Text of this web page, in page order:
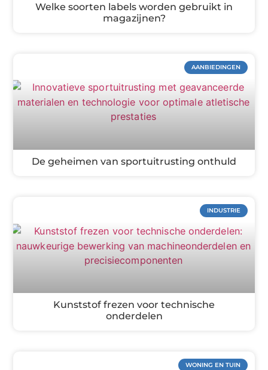
Welke soorten labels worden gebruikt in
magazijnen?
AANBIEDINGEN
De geheimen van sportuitrusting onthuld
INDUSTRIE
Kunststof frezen voor technische
onderdelen
WONING EN TUIN